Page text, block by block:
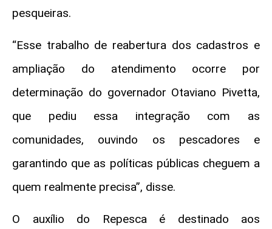
pesqueiras.
“Esse trabalho de reabertura dos cadastros e
ampliação do atendimento ocorre por
determinação do governador Otaviano Pivetta,
que pediu essa integração com as
comunidades, ouvindo os pescadores e
garantindo que as políticas públicas cheguem a
quem realmente precisa”, disse.
O auxílio do Repesca é destinado aos